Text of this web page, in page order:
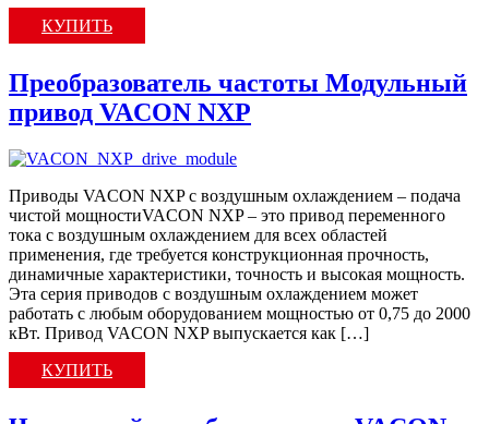
КУПИТЬ
Преобразователь частоты Модульный
привод VACON NXP
Приводы VACON NXP с воздушным охлаждением – подача
чистой мощностиVACON NXP – это привод переменного
тока с воздушным охлаждением для всех областей
применения, где требуется конструкционная прочность,
динамичные характеристики, точность и высокая мощность.
Эта серия приводов с воздушным охлаждением может
работать с любым оборудованием мощностью от 0,75 до 2000
кВт. Привод VACON NXP выпускается как […]
КУПИТЬ